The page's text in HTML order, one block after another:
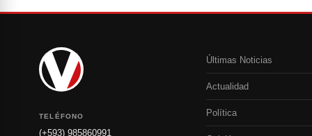
TELÉFONO
(+593) 985860991
Últimas Noticias
Actualidad
Política